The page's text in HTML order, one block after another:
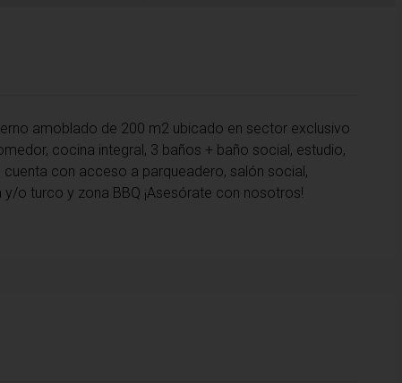
amoblado de 200 m2 ubicado en sector exclusivo
cocina integral, 3 baños + baño social, estudio,
con acceso a parqueadero, salón social,
o turco y zona BBQ ¡Asesórate con nosotros!